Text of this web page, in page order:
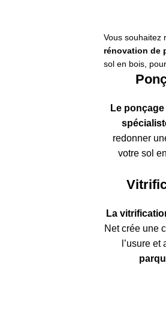
Vous souhaitez
rénovation de
sol en bois,
Le
redonner
votre sol
La
Net crée une
l’usure